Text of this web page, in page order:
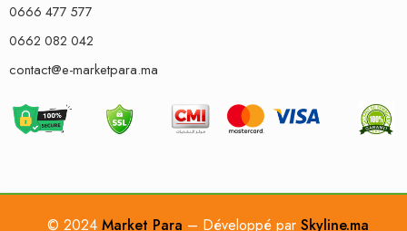
0666 477 577
0662 082 042
contact@e-marketpara.ma
© 2024 Market Para – Développé par Skyline.ma